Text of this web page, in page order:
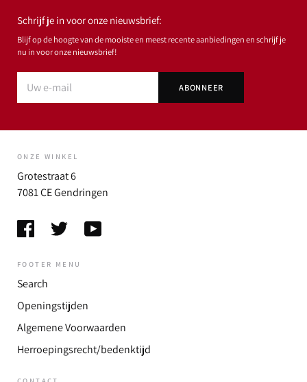
Schrijf je in voor onze nieuwsbrief:
Blijf op de hoogte van de mooiste en meest recente aanbiedingen en schrijf je
nu in voor onze nieuwsbrief!
ONZE WINKEL
Grotestraat 6
7081 CE Gendringen
FOOTER MENU
Search
Openingstijden
Algemene Voorwaarden
Herroepingsrecht/bedenktijd